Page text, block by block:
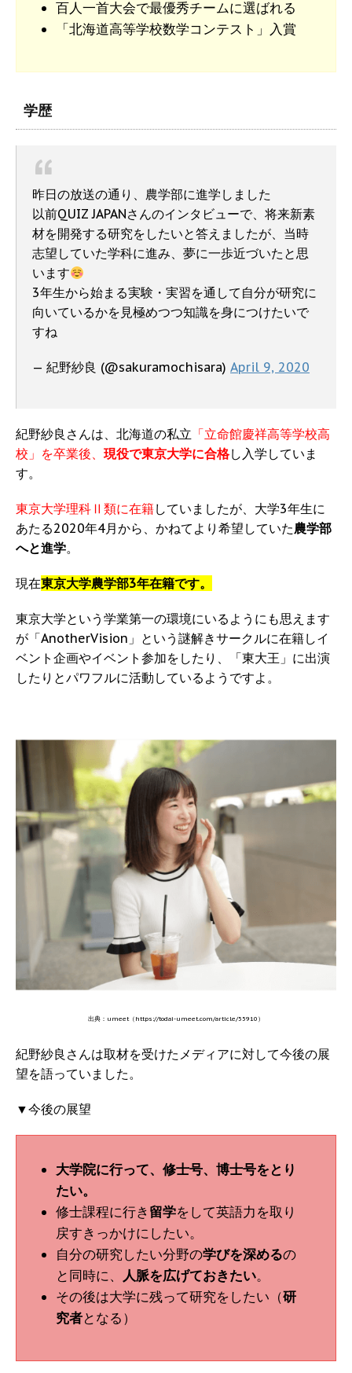
百人一首大会で最優秀チームに選ばれる
「北海道高等学校数学コンテスト」入賞
学歴
昨日の放送の通り、農学部に進学しました
以前QUIZ JAPANさんのインタビューで、将来新素
材を開発する研究をしたいと答えましたが、当時
志望していた学科に進み、夢に一歩近づいたと思
います
3年生から始まる実験・実習を通して自分が研究に
向いているかを見極めつつ知識を身につけたいで
すね
— 紀野紗良 (@sakuramochisara) April 9, 2020
紀野紗良さんは、北海道の私立 「立命館慶祥高等学校高
校」を卒業後、 現役で東京大学に合格し入学していま
す。
東京大学理科Ⅱ類に在籍していましたが、大学3年生に
あたる2020年4月から、かねてより希望していた農学部
へと進学。
現在東京大学農学部3年在籍です。
東京大学という学業第一の環境にいるようにも思えます
が「AnotherVision」という謎解きサークルに在籍しイ
ベント企画やイベント参加をしたり、「東大王」に出演
したりとパワフルに活動しているようですよ。
出典：umeet（https://todai-umeet.com/article/55910）
紀野紗良さんは取材を受けたメディアに対して今後の展
望を語っていました。
▼今後の展望
大学院に行って、修士号、博士号をとり
たい。
修士課程に行き留学をして英語力を取り
戻すきっかけにしたい。
自分の研究したい分野の学びを深めるの
と同時に、 人脈を広げておきたい。
その後は大学に残って研究をしたい（研
究者となる）